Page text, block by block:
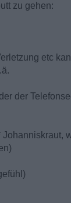
zu gehen:
etc
der